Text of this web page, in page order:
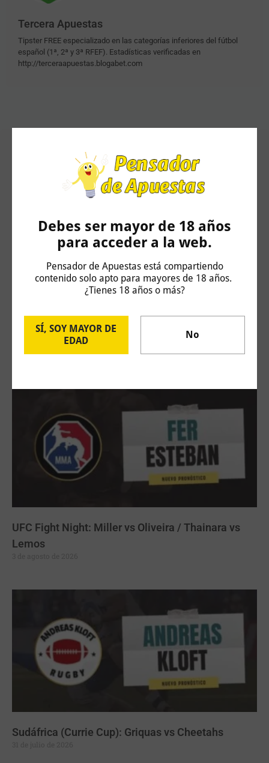
Debes ser mayor de 18 años
para acceder a la web.
Pensador de Apuestas está compartiendo
contenido solo apto para mayores de 18 años.
¿Tienes 18 años o más?
SÍ, SOY MAYOR DE
EDAD
No
Tercera Apuestas
Tipster FREE especializado en las categorías inferiores del fútbol
español (1ª, 2ª y 3ª RFEF). Estadísticas verificadas en
http://terceraapuestas.blogabet.com
Artículos Relacionados
Challenger Hagen: Carlos Taberner vs Juan
Bautista Torres
UFC Fight Night: Miller vs Oliveira / Thainara vs
Lemos
Sudáfrica (Currie Cup): Griquas vs Cheetahs